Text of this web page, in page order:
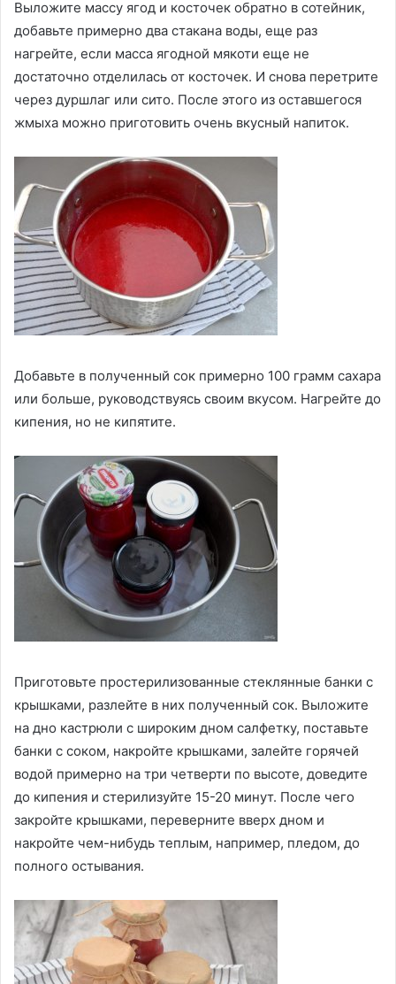
Выложите массу ягод и косточек обратно в сотейник,
добавьте примерно два стакана воды, еще раз
нагрейте, если масса ягодной мякоти еще не
достаточно отделилась от косточек. И снова перетрите
через дуршлаг или сито. После этого из оставшегося
жмыха можно приготовить очень вкусный напиток.
Добавьте в полученный сок примерно 100 грамм сахара
или больше, руководствуясь своим вкусом. Нагрейте до
кипения, но не кипятите.
Приготовьте простерилизованные стеклянные банки с
крышками, разлейте в них полученный сок. Выложите
на дно кастрюли с широким дном салфетку, поставьте
банки с соком, накройте крышками, залейте горячей
водой примерно на три четверти по высоте, доведите
до кипения и стерилизуйте 15-20 минут. После чего
закройте крышками, переверните вверх дном и
накройте чем-нибудь теплым, например, пледом, до
полного остывания.